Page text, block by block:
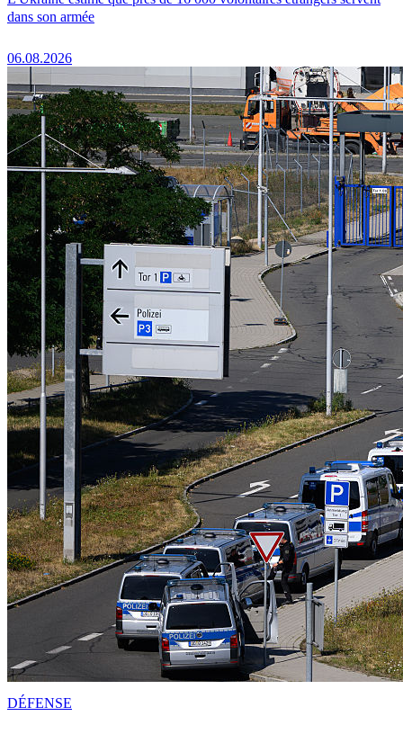
dans son armée
06.08.2026
DÉFENSE